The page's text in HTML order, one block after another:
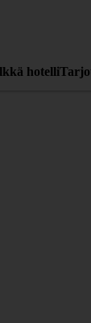
hotelli